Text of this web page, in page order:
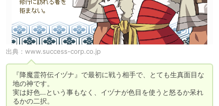
出典： www.success-corp.co.jp
『降魔霊符伝イヅナ』で最初に戦う相手で、とても生真面目な
地の神です。
実は好色…という事もなく、イヅナが色目を使うと怒るか呆れ
るかの二択。